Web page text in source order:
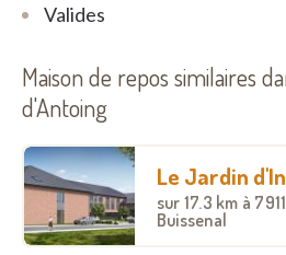
Valides
Maison de repos similaires
d'Antoing
Le Jardin
sur 17.3 km à
Buissenal